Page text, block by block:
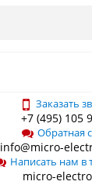
Заказать
+7 (495) 105
Обратная
info@micro-
Написать нам в
micro-